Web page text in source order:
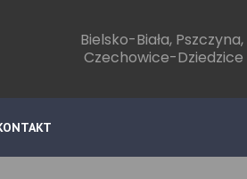
Bielsko-Biała, Pszczyna,
Czechowice-Dziedzice